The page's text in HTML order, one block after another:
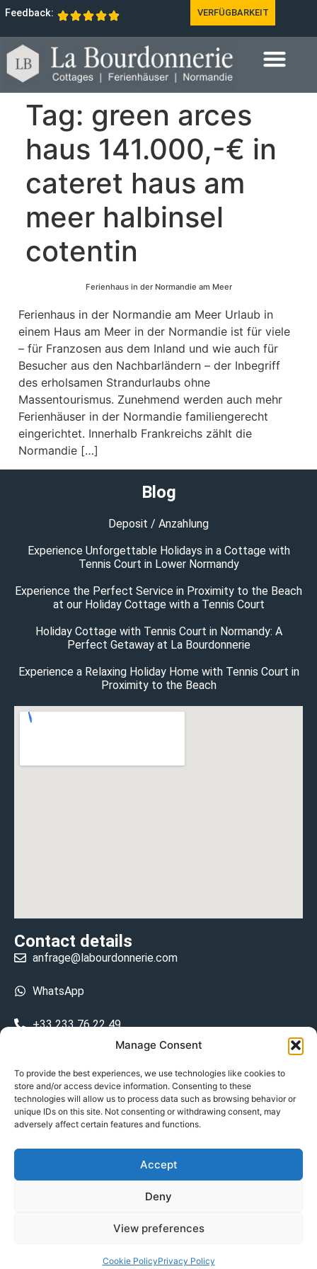
Manage Consent
To provide the best experiences, we use technologies like cookies to
store and/or access device information. Consenting to these
technologies will allow us to process data such as browsing behavior or
unique IDs on this site. Not consenting or withdrawing consent, may
adversely affect certain features and functions.
Accept
Deny
View preferences
Cookie PolicyPrivacy Policy
Feedback: VERFÜGBARKEIT
Tag: green arces
haus 141.000,-€ in
cateret haus am
meer halbinsel
cotentin
Ferienhaus in der Normandie am Meer
Ferienhaus in der Normandie am Meer Urlaub in
einem Haus am Meer in der Normandie ist für viele
– für Franzosen aus dem Inland und wie auch für
Besucher aus den Nachbarländern – der Inbegriff
des erholsamen Strandurlaubs ohne
Massentourismus. Zunehmend werden auch mehr
Ferienhäuser in der Normandie familiengerecht
eingerichtet. Innerhalb Frankreichs zählt die
Normandie […]
Blog
Deposit / Anzahlung
Experience Unforgettable Holidays in a Cottage with
Tennis Court in Lower Normandy
Experience the Perfect Service in Proximity to the Beach
at our Holiday Cottage with a Tennis Court
Holiday Cottage with Tennis Court in Normandy: A
Perfect Getaway at La Bourdonnerie
Experience a Relaxing Holiday Home with Tennis Court in
Proximity to the Beach
Contact details
anfrage@labourdonnerie.com
WhatsApp
+33 233 76 22 49
15 La Bourdonnerie 50430 Vesly
prosecuted.blusher.yielded
DE
Datenschutzrichtlinie